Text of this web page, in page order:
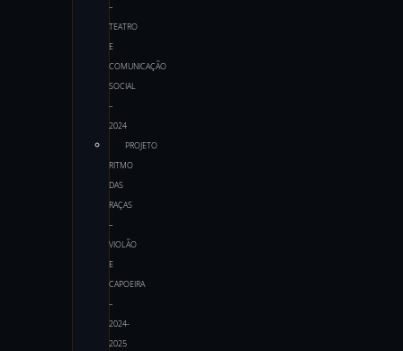
–
TEATRO
E
COMUNICAÇÃO
SOCIAL
–
2024
PROJETO
RITMO
DAS
RAÇAS
–
VIOLÃO
E
CAPOEIRA
–
2024-
2025